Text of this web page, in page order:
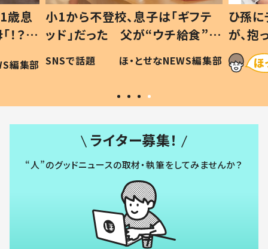
歳息
？」
編集部
小1から不登校、息子は「ギフテ
ッド」だった 父が“ウチ給食”を
作り続ける理由とは #令和の親
#令和の子
SNSで話題 ほ・とせなNEWS編集部
ひ孫
が、
「涙が
い」
ライター募集！
“人”のグッドニュースの取材・執筆をしてみませんか？